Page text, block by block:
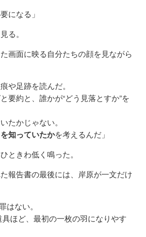
になる」
る。
画面に映る自分たちの顔を見ながら
や足跡を読んだ。
要約と、誰かが“どう見落とすか”を
たかじゃない。
知っていたかを考えるんだ」
ときわ低く鳴った。
報告書の最後には、岸原が一文だけ
はない。
ほど、最初の一枚の羽になりやす